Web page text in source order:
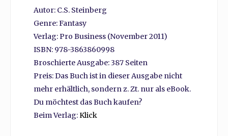
Autor: C.S. Steinberg
Genre: Fantasy
Verlag: Pro Business (November 2011)
ISBN: 978-3863860998
Broschierte Ausgabe: 387 Seiten
Preis: Das Buch ist in dieser Ausgabe nicht
mehr erhältlich, sondern z. Zt. nur als eBook.
Du möchtest das Buch kaufen?
Beim Verlag:Klick